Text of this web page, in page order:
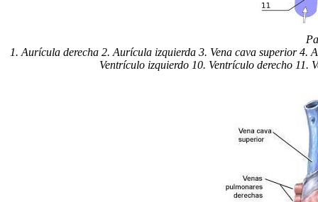
1. Aurícula derecha 2. Aurícula izquierda 3. Vena cava superior
Ventrículo izquierdo 10. Ventrículo derecho